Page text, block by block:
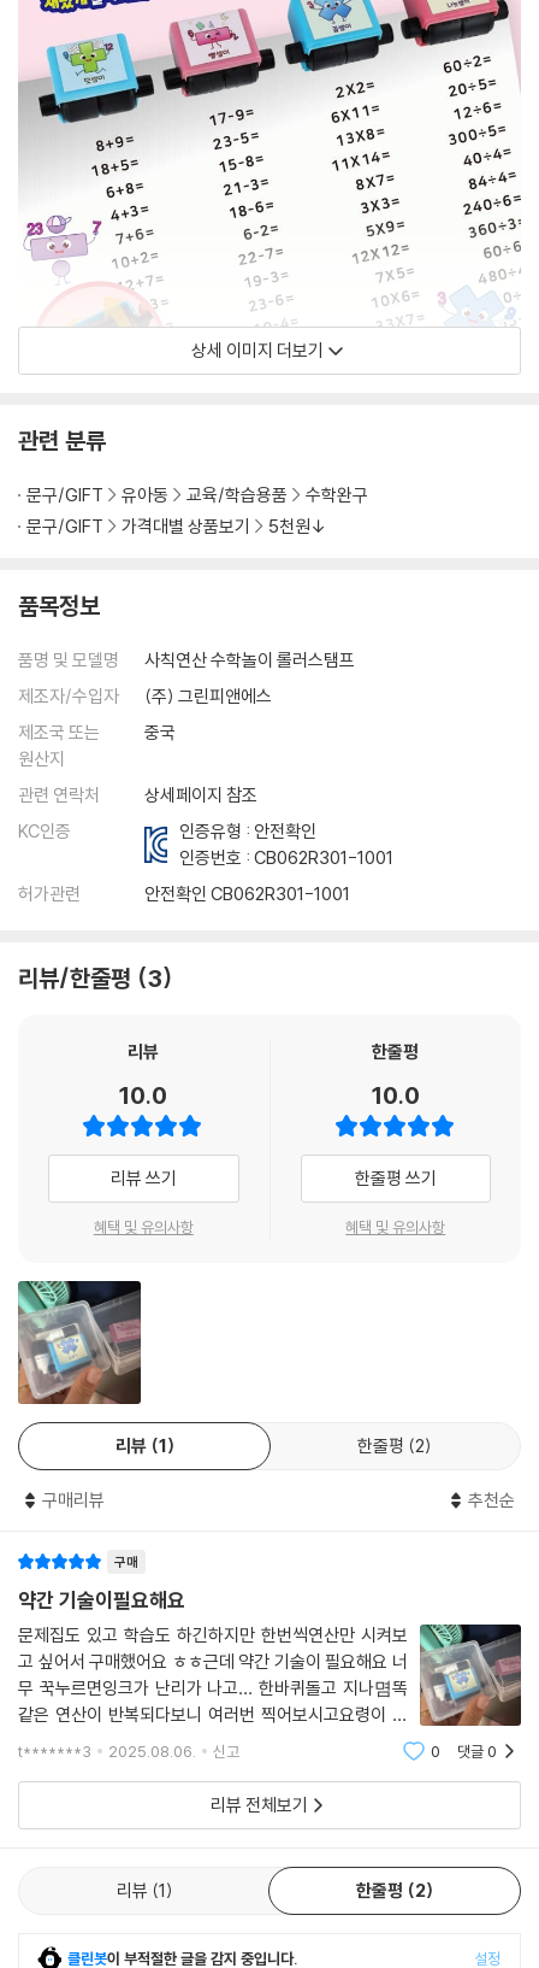
상세 이미지 더보기
관련 분류
문구/GIFT 유아동 교육/학습용품
수학완구
문구/GIFT
가격대별 상품보기 5천원↓
품목정보
품명 및 모델명
사칙연산 수학놀이 롤러스탬프
제조자/수입자
(주) 그린피앤에스
제조국 또는
원산지
중국
관련 연락처
상세페이지 참조
KC인증
인증유형 : 안전확인
인증번호 :CB062R301-1001
허가관련
안전확인 CB062R301-1001
리뷰/한줄평 3
리뷰
10.0
리뷰 쓰기
혜택 및 유의사항
한줄평
10.0
한줄평 쓰기
혜택 및 유의사항
리뷰 1 한줄평 2
구매리뷰 추천순
구매
약간 기술이필요해요
문제집도 있고 학습도 하긴하지만 한번씩연산만 시켜보
고 싶어서 구매했어요 ㅎㅎ근데 약간 기술이 필요해요 너
무 꾹누르면잉크가 난리가 나고… 한바퀴돌고 지나몀똑
같은 연산이 반복되다보니 여러번 찍어보시고요령이 필
요해요 잉크가 은근 흥건하니 조심!
t*******3 2025.08.06. 신고 0 댓글0
리뷰 전체보기
리뷰 1 한줄평 2
클린봇이 부적절한 글을 감지 중입니다. 설정